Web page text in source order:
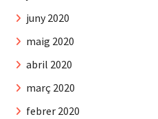
juny 2020
maig 2020
abril 2020
març 2020
febrer 2020